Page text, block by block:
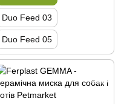
Duo Feed 03
Duo Feed 05